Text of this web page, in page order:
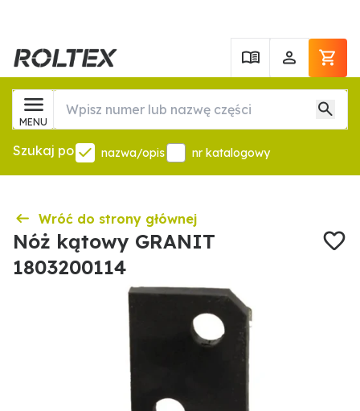
MENU
Szukaj po nazwa/opis nr katalogowy
Wróć do strony głównej
Nóż kątowy GRANIT
1803200114